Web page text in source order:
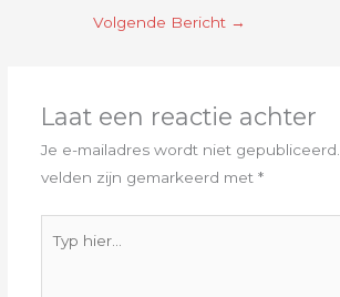
Volgende Bericht →
Laat een reactie achter
Je e-mailadres wordt niet gepubliceerd.
velden zijn gemarkeerd met *
hier...